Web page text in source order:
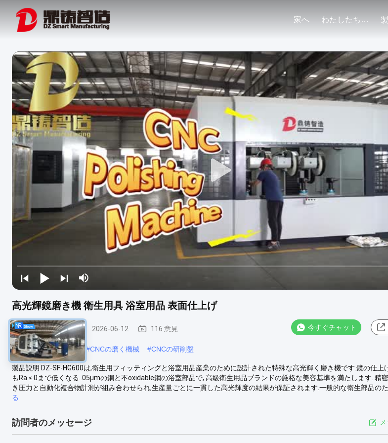
家へ わたしたち に つい て
高光輝鏡磨き機 衛生用具 浴室用品 表面仕上げ
CNCの磨く機械 2026-06-12 116 意見 今すぐチャット
#産業金属の磨く機械 #CNCの磨く機械 #CNCの研削盤
製品説明 DZ-SF-HG600は,衛生用フィッティングと浴室用品産業のために設計された特殊な高光輝く磨き機です.鏡の仕上
もRa ≤ 0まで低くなる..05μmの銅と不oxidable鋼の浴室部品で, 高級衛生用品ブランドの厳格な美容基準を満たします. 精
き圧力と自動化複合物計測が組み合わせられ,生産量ごとに一貫した高光輝度の結果が保証されます.一般的な衛生部品のた
る
訪問者のメッセージ